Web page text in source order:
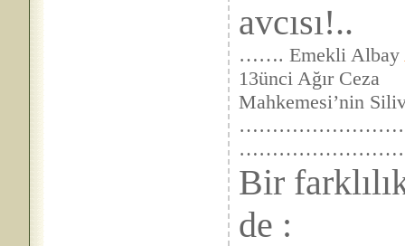
avcısı!..
……. Emekli Albay
13ünci Ağır Ceza
Mahkemesi’nin
Bir
de :